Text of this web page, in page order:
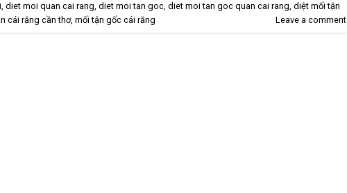
, diet moi quan cai rang, diet moi tan goc, diet moi tan goc quan cai rang, diệt mối tận
cái răng cần thơ, mối tận gốc cái răng Leave a comment